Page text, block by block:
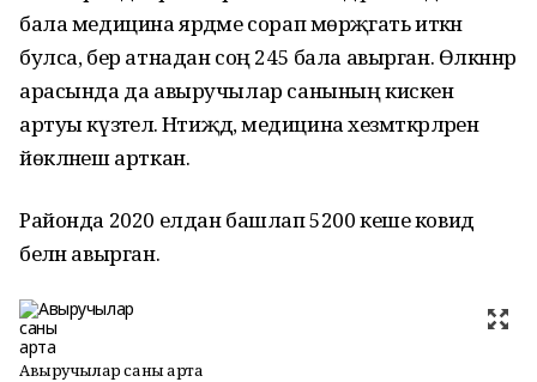
бала медицина ярдәме сорап мөрәҗәгать иткән
булса, бер атнадан соң 245 бала авырган. Өлкәннәр
арасында да авыручылар санының кискен
артуы күзәтелә. Нәтиҗәдә, медицина хезмәткәрләренә
йөкләнеш арткан.
Районда 2020 елдан башлап 5200 кеше ковид
белән авырган.
Авыручылар саны арта